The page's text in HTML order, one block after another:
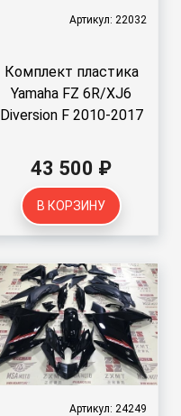
Артикул: 22032
Комплект пластика
Yamaha FZ 6R/XJ6
Diversion F 2010-2017
43 500 ₽
В КОРЗИНУ
Артикул: 24249